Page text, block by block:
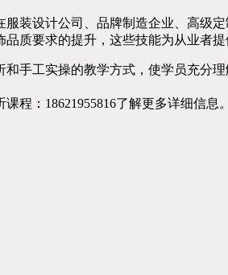
装设计公司、品牌制造企业、高级
质要求的提升，这些技能为从业者提
手工实操的教学方式，使学员充分
程：18621955816了解更多详细信息。